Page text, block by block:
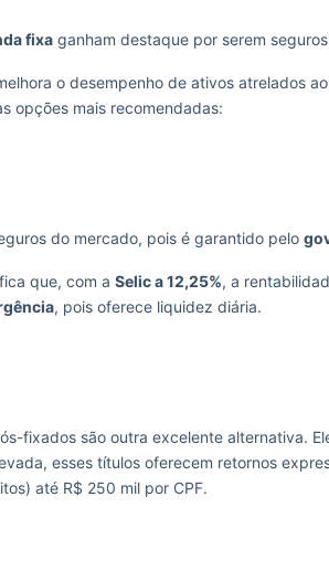
fixa ganham destaque por serem
o desempenho de ativos atrelados ao
opções mais recomendadas:
do mercado, pois é garantido pelo
que, com a Selic a 12,25%, a
, pois oferece liquidez diária.
fixados são outra excelente alternativa.
esses títulos oferecem retornos
até R$ 250 mil por CPF.